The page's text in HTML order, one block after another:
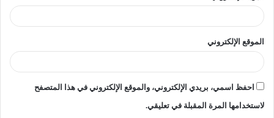
فرصة للشباب من
الموقع الإلكتروني
احفظ اسمي، بريدي الإلكتروني، والموقع الإلكتروني في هذا المتصفح
لاستخدامها المرة المقبلة في تعليقي.